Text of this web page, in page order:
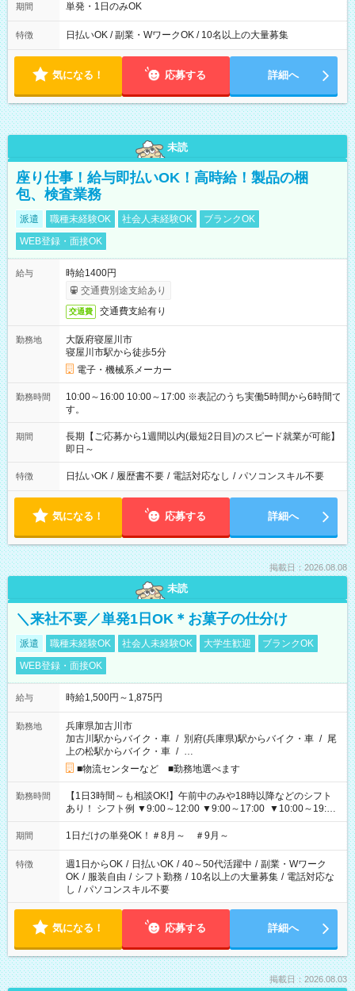
期間 単発・1日のみOK
特徴 日払いOK / 副業・WワークOK / 10名以上の大量募集
気になる！ 応募する 詳細へ
未読
座り仕事！給与即払いOK！高時給！製品の梱
包、検査業務
派遣 職種未経験OK 社会人未経験OK
ブランクOK
WEB登録・面接OK
給与
時給1400円
交通費別途支給あり
交通費 交通費支給有り
勤務地
大阪府寝屋川市
寝屋川市駅から徒歩5分
電子・機械系メーカー
勤務時間
10:00～16:00 10:00～17:00 ※表記のうち実働5時間から6時間で
す。
期間
長期【ご応募から1週間以内(最短2日目)のスピード就業が可能】
即日～
特徴 日払いOK / 履歴書不要 / 電話対応なし / パソコンスキル不要
気になる！ 応募する 詳細へ
掲載日：2026.08.08
未読
＼来社不要／単発1日OK＊お菓子の仕分け
派遣 職種未経験OK 社会人未経験OK 大学生歓迎
ブランクOK
WEB登録・面接OK
給与 時給1,500円～1,875円
勤務地
兵庫県加古川市
加古川駅からバイク・車 / 別府(兵庫県)駅からバイク・車 / 尾
上の松駅からバイク・車 / …
■物流センターなど ■勤務地選べます
勤務時間
【1日3時間～も相談OK!】午前中のみや18時以降などのシフト
あり！ シフト例 ▼9:00～12:00 ▼9:00～17:00 ▼10:00～19:00
▼18:00～21:00
期間 1日だけの単発OK！＃8月～ ＃9月～
特徴 週1日からOK / 日払いOK / 40～50代活躍中 / 副業・Wワーク
OK / 服装自由 / シフト勤務 / 10名以上の大量募集 / 電話対応な
し / パソコンスキル不要
気になる！ 応募する 詳細へ
掲載日：2026.08.03